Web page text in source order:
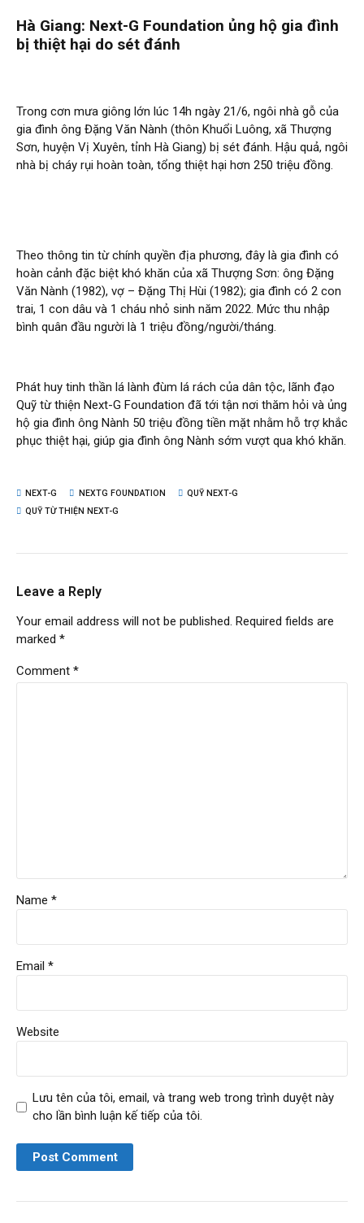
Hà Giang: Next-G Foundation ủng hộ gia đình
bị thiệt hại do sét đánh
Trong cơn mưa giông lớn lúc 14h ngày 21/6, ngôi nhà gỗ của
gia đình ông Đặng Văn Nành (thôn Khuổi Luông, xã Thượng
Sơn, huyện Vị Xuyên, tỉnh Hà Giang) bị sét đánh. Hậu quả, ngôi
nhà bị cháy rụi hoàn toàn, tổng thiệt hại hơn 250 triệu đồng.
Theo thông tin từ chính quyền địa phương, đây là gia đình có
hoàn cảnh đặc biệt khó khăn của xã Thượng Sơn: ông Đặng
Văn Nành (1982), vợ – Đặng Thị Hùi (1982); gia đình có 2 con
trai, 1 con dâu và 1 cháu nhỏ sinh năm 2022. Mức thu nhập
bình quân đầu người là 1 triệu đồng/người/tháng.
Phát huy tinh thần lá lành đùm lá rách của dân tộc, lãnh đạo
Quỹ từ thiện Next-G Foundation đã tới tận nơi thăm hỏi và ủng
hộ gia đình ông Nành 50 triệu đồng tiền mặt nhằm hỗ trợ khắc
phục thiệt hại, giúp gia đình ông Nành sớm vượt qua khó khăn.
NEXT-G NEXTG FOUNDATION
QUỸ NEXT-G
QUỸ TỪ THIỆN NEXT-G
Leave a Reply
Your email address will not be published. Required fields are
marked *
Comment *
Name *
Email *
Website
Lưu tên của tôi, email, và trang web trong trình duyệt này
cho lần bình luận kế tiếp của tôi.
Post Comment